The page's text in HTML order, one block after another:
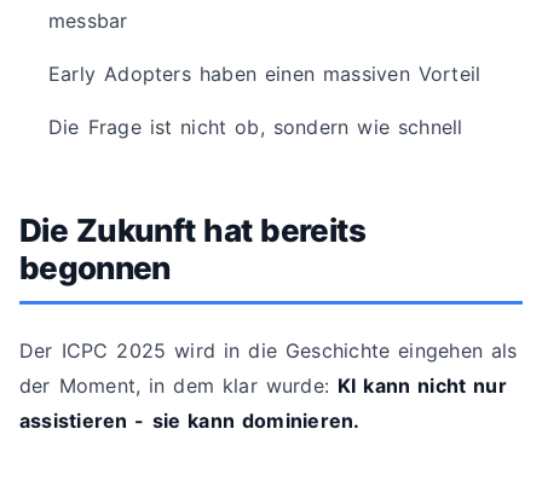
messbar
Early Adopters haben einen massiven Vorteil
Die Frage ist nicht ob, sondern wie schnell
Die Zukunft hat bereits
begonnen
Der ICPC 2025 wird in die Geschichte eingehen als
der Moment, in dem klar wurde: KI kann nicht nur
assistieren - sie kann dominieren.